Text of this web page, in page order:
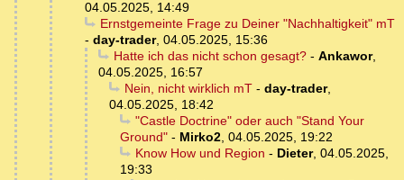
04.05.2025, 14:49
Ernstgemeinte Frage zu Deiner "Nachhaltigkeit" mT
- day-trader, 04.05.2025, 15:36
Hatte ich das nicht schon gesagt?- Ankawor,
04.05.2025, 16:57
Nein, nicht wirklich mT- day-trader,
04.05.2025, 18:42
"Castle Doctrine" oder auch "Stand Your
Ground" - Mirko2, 04.05.2025, 19:22
Know How und Region - Dieter, 04.05.2025,
19:33